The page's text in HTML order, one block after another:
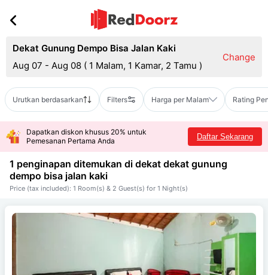
Dekat Gunung Dempo Bisa Jalan Kaki
Aug 07 - Aug 08 ( 1 Malam, 1 Kamar, 2 Tamu )
Change
Urutkan berdasarkan Filters Harga per Malam Rating
Dapatkan diskon khusus 20% untuk
Pemesanan Pertama Anda
Daftar Sekarang
1 penginapan ditemukan di dekat dekat gunung
dempo bisa jalan kaki
Price (tax included): 1 Room(s) & 2 Guest(s) for 1 Night(s)